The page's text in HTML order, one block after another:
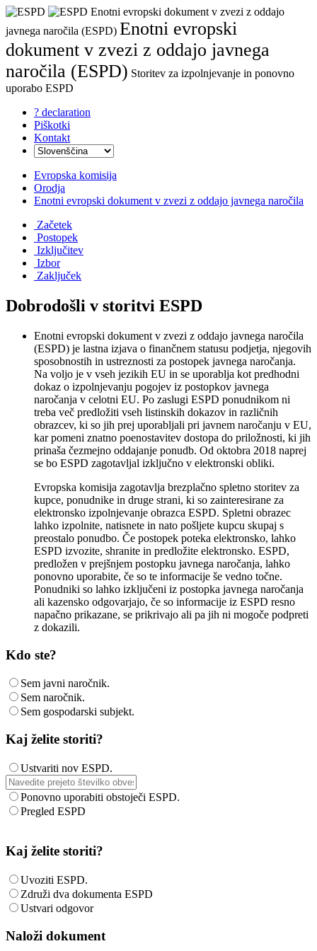
Enotni evropski dokument v zvezi z oddajo
javnega naročila (ESPD) Enotni evropski
dokument v zvezi z oddajo javnega
naročila (ESPD) Storitev za izpolnjevanje in ponovno
uporabo ESPD
? declaration
Piškotki
Kontakt
Evropska komisija
Orodja
Enotni evropski dokument v zvezi z oddajo javnega naročila
Začetek
Postopek
Izključitev
Izbor
Zaključek
Dobrodošli v storitvi ESPD
Enotni evropski dokument v zvezi z oddajo javnega naročila
(ESPD) je lastna izjava o finančnem statusu podjetja, njegovih
sposobnostih in ustreznosti za postopek javnega naročanja.
Na voljo je v vseh jezikih EU in se uporablja kot predhodni
dokaz o izpolnjevanju pogojev iz postopkov javnega
naročanja v celotni EU. Po zaslugi ESPD ponudnikom ni
treba več predložiti vseh listinskih dokazov in različnih
obrazcev, ki so jih prej uporabljali pri javnem naročanju v EU,
kar pomeni znatno poenostavitev dostopa do priložnosti, ki jih
prinaša čezmejno oddajanje ponudb. Od oktobra 2018 naprej
se bo ESPD zagotavljal izključno v elektronski obliki.
Evropska komisija zagotavlja brezplačno spletno storitev za
kupce, ponudnike in druge strani, ki so zainteresirane za
elektronsko izpolnjevanje obrazca ESPD. Spletni obrazec
lahko izpolnite, natisnete in nato pošljete kupcu skupaj s
preostalo ponudbo. Če postopek poteka elektronsko, lahko
ESPD izvozite, shranite in predložite elektronsko. ESPD,
predložen v prejšnjem postopku javnega naročanja, lahko
ponovno uporabite, če so te informacije še vedno točne.
Ponudniki so lahko izključeni iz postopka javnega naročanja
ali kazensko odgovarjajo, če so informacije iz ESPD resno
napačno prikazane, se prikrivajo ali pa jih ni mogoče podpreti
z dokazili.
Kdo ste?
Sem javni naročnik.
Sem naročnik.
Sem gospodarski subjekt.
Kaj želite storiti?
Ustvariti nov ESPD.
Ponovno uporabiti obstoječi ESPD.
Pregled ESPD
Kaj želite storiti?
Uvoziti ESPD.
Združi dva dokumenta ESPD
Ustvari odgovor
Naloži dokument